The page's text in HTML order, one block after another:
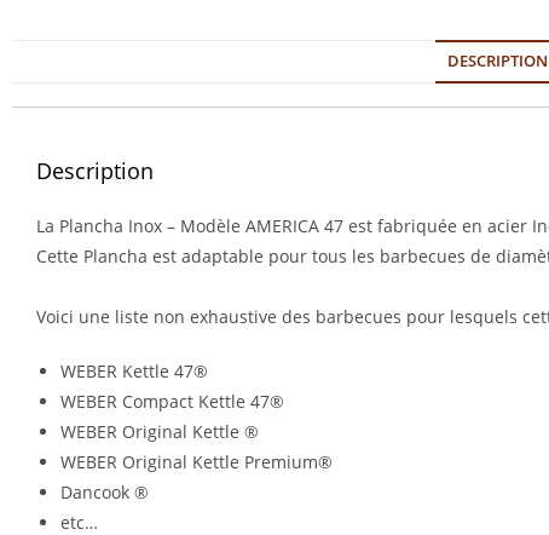
DESCRIPTION
Description
La Plancha Inox – Modèle AMERICA 47 est fabriquée en acier
Cette Plancha est adaptable pour tous les barbecues de
Voici une liste non exhaustive des barbecues pour lesquels
WEBER Kettle 47®
WEBER Compact Kettle 47®
WEBER Original Kettle ®
WEBER Original Kettle Premium®
Dancook ®
etc…